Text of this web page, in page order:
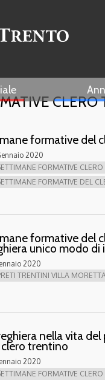
CLERO
formative del
2020
FORMATIVE
FORMATIVE DEL
formative del
unico modo di
2020
TRENTINI VILLA
nella vita
clero trentino
2020
FORMATIVE